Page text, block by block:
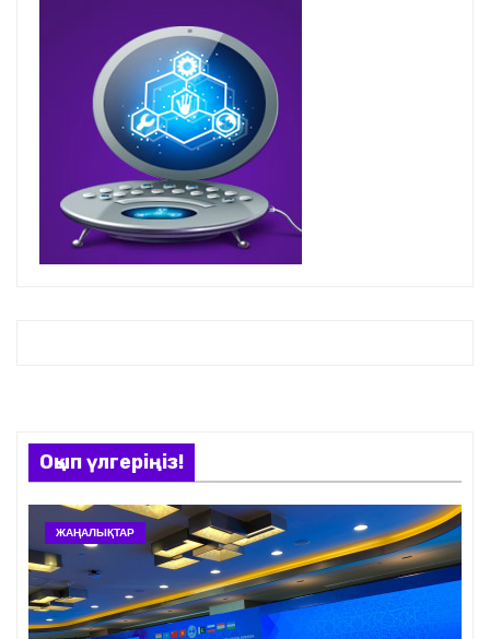
Оқып үлгеріңіз!
ЖАҢАЛЫҚТАР